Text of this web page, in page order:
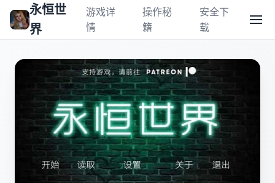
永恒世
界
游戏详
情
操作秘
籍
安全下
载